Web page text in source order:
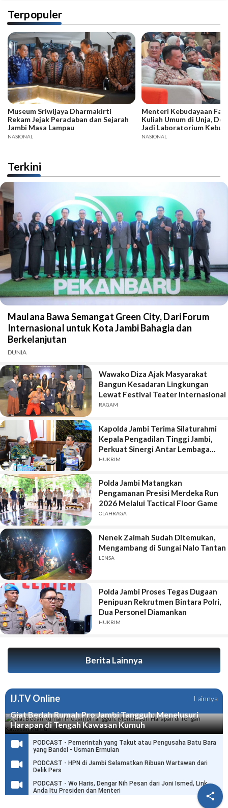

Terpopuler
Museum Sriwijaya Dharmakirti
Rekam Jejak Peradaban dan Sejarah
Jambi Masa Lampau
NASIONAL
Menteri Kebudayaan
Kuliah Umum di Unja,
Jadi Laboratorium
NASIONAL
Terkini
Maulana Bawa Semangat Green City, Dari Forum
Internasional untuk Kota Jambi Bahagia dan
Berkelanjutan
DUNIA
Wawako Diza Ajak Masyarakat
Bangun Kesadaran Lingkungan
Lewat Festival Teater Internasional
RAGAM
Kapolda Jambi Terima Silaturahmi
Kepala Pengadilan Tinggi Jambi,
Perkuat Sinergi Antar Lembaga
Penegak Hukum
HUKRIM
Polda Jambi Matangkan
Pengamanan Presisi Merdeka Run
2026 Melalui Tactical Floor Game
OLAHRAGA
Nenek Zaimah Sudah Ditemukan,
Mengambang di Sungai Nalo Tantan
LENSA
Polda Jambi Proses Tegas Dugaan
Penipuan Rekrutmen Bintara Polri,
Dua Personel Diamankan
HUKRIM
Berita Lainnya
IJ.TV Online Lainnya
Giat Bedah Rumah Pro Jambi Tangguh: Menelusuri
Harapan di Tengah Kawasan Kumuh
PODCAST - Pemerintah yang Takut atau Pengusaha Batu Bara
yang Bandel - Usman Ermulan
PODCAST - HPN di Jambi Selamatkan Ribuan Wartawan dari
Delik Pers
PODCAST - Wo Haris, Dengar Nih Pesan dari Joni Ismed, Link
Anda Itu Presiden dan Menteri